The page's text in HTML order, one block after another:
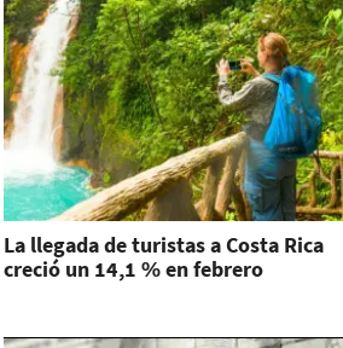
La llegada de turistas a Costa Rica
creció un 14,1 % en febrero